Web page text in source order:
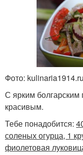
Фото: kulinaria1914.ru
С ярким болгарским
красивым.
Тебе понадобится:
соленых огурца, 1
фиолетовая